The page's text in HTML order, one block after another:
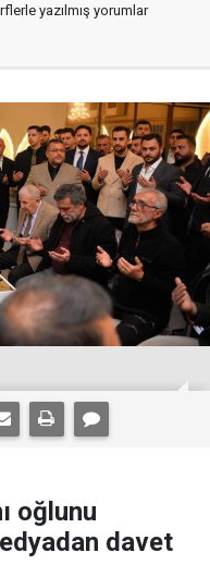
yazılmış yorumlar
oğlunu
davet